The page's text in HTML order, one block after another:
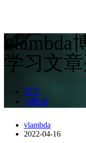
vlambda
学习文
首页
大数据
vlambda
2022-04-16